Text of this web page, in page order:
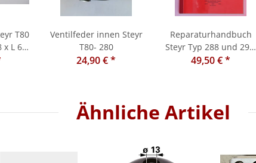
T80
x L 67
Ventilfeder innen Steyr
T80- 280
24,90 €*
Reparaturhandbuch
Steyr Typ 288 und 290,
Vierzylinder
49,50 €*
Ähnliche Artikel